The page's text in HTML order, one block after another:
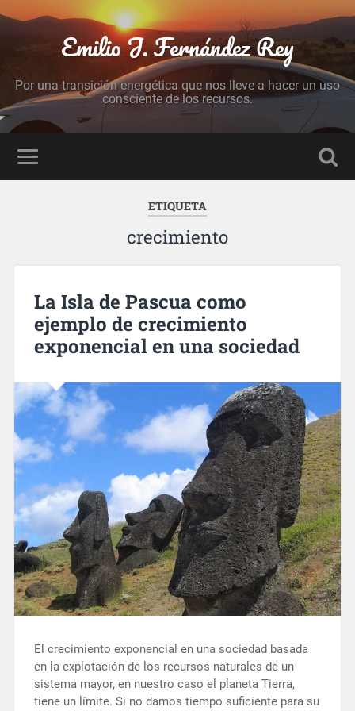
Emilio J. Fernández Rey
Por una transición energética que nos lleve a hacer un uso
consciente de los recursos.
ETIQUETA
crecimiento
La Isla de Pascua como
ejemplo de crecimiento
exponencial en una sociedad
El crecimiento exponencial en una sociedad basada
en la explotación de los recursos naturales de un
sistema mayor, en nuestro caso el planeta Tierra,
tiene un límite. Si no damos tiempo suficiente para su